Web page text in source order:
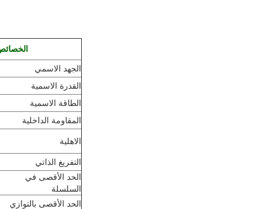
الجهد الاسمي
القدرة الاسمية
الطاقة الاسمية
المقاومة الداخلية
الاهلية
التفريغ الذاتي
الحد الأقصى في
السلسلة
الحد الأقصى بالتوازي